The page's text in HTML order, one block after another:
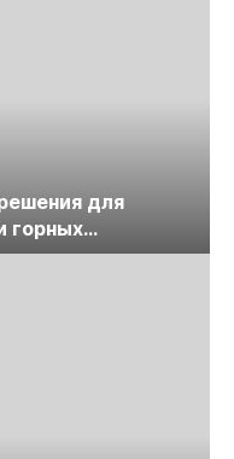
для
горных